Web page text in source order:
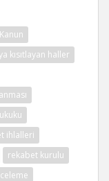
kısıtlayan haller
ihlalleri
rekabet kurulu